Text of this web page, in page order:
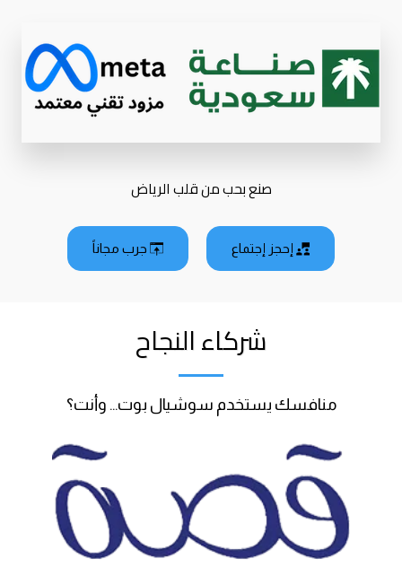
صنع بحب من قلب الرياض
إحجز إجتماع جرب مجاناً
شركاء النجاح
منافسك يستخدم سوشيال بوت... وأنت؟